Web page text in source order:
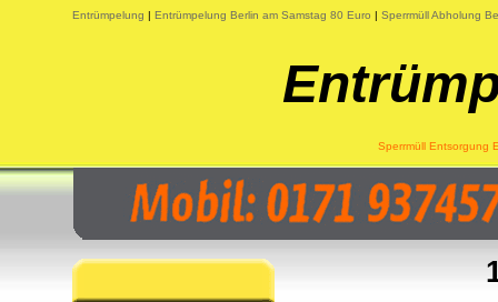
Entrümpelung | Entrümpelung Berlin am Samstag 80 Euro | Sperrmüll Abholung
Sperrmüll Entsorgung